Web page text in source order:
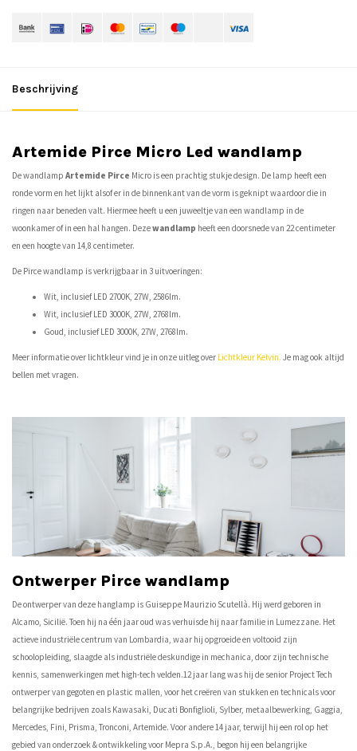
Beschrijving
Artemide Pirce Micro Led wandlamp
De wandlamp Artemide Pirce Micro is een prachtig stukje design. De lamp heeft een
ronde vorm en het lijkt alsof er in de binnenkant van de vorm is geknipt waardoor die in
ringen naar beneden valt. Hiermee heeft u een juweeltje van een wandlamp in de
woonkamer of in een hal hangen. Dezewandlamp heeft een doorsnede van 22 centimeter
en een hoogte van 14,8 centimeter.
De Pirce wandlamp is verkrijgbaar in 3 uitvoeringen:
Wit, inclusief LED 2700K, 27W, 2586lm.
Wit, inclusief LED 3000K, 27W, 2768lm.
Goud, inclusief LED 3000K, 27W, 2768lm.
Meer informatie over lichtkleur vind je in onze uitleg over Lichtkleur Kelvin. Je mag ook altijd
bellen met vragen.
Ontwerper Pirce wandlamp
De ontwerper van deze hanglamp is Guiseppe Maurizio Scutellà. Hij werd geboren in
Alcamo, Sicilië. Toen hij na één jaar oud was verhuisde hij naar familie in Lumezzane. Het
actieve industriële centrum van Lombardia, waar hij opgroeide en voltooid zijn
schoolopleiding, slaagde als industriële deskundige in mechanica, door zijn technische
kennis, samenwerkingen met high-tech velden.12 jaar lang was hij de senior Project Tech
ontwerper van gegoten en plastic mallen, voor het creëren van stukken en technicals voor
belangrijke bedrijven zoals Kawasaki, Ducati Bonfiglioli, Sylber, metaalbewerking, Gaggia,
Mercedes, Fini, Prisma, Tronconi, Artemide. Voor andere 14 jaar, terwijl hij een rol op het
gebied van onderzoek & ontwikkeling voor Mepra S.p.A., begon hij een belangrijke